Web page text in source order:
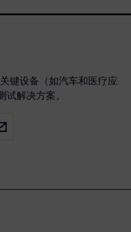
键设备（如汽车和医疗应
试解决方案。